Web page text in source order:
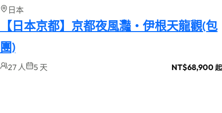
日本
【日本京都】京都夜風灩・伊根天龍觀(包
團)
27 人 5 天 NT$68,900